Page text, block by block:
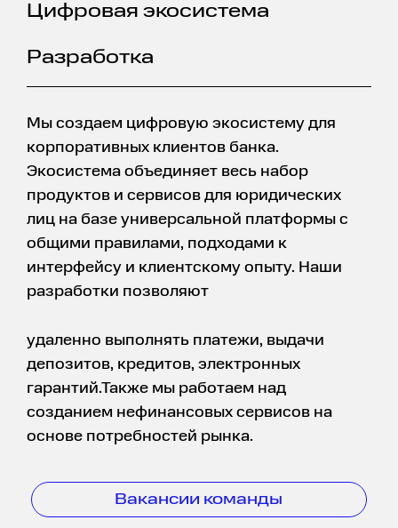
Цифровая экосистема
Разработка
Мы создаем цифровую экосистему для
корпоративных клиентов банка.
Экосистема объединяет весь набор
продуктов и сервисов для юридических
лиц на базе универсальной платформы с
общими правилами, подходами к
интерфейсу и клиентскому опыту. Наши
разработки позволяют
удаленно выполнять платежи, выдачи
депозитов, кредитов, электронных
гарантий.Также мы работаем над
созданием нефинансовых сервисов на
основе потребностей рынка.
Вакансии команды